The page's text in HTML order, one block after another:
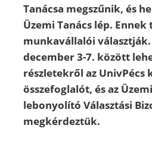
Tanácsa megszűnik, és
Üzemi Tanács lép. Ennek
munkavállalói választják.
december 3-7. között
részletekről az UnivPécs
összefoglalót, és az
lebonyolító Választási
megkérdeztük.